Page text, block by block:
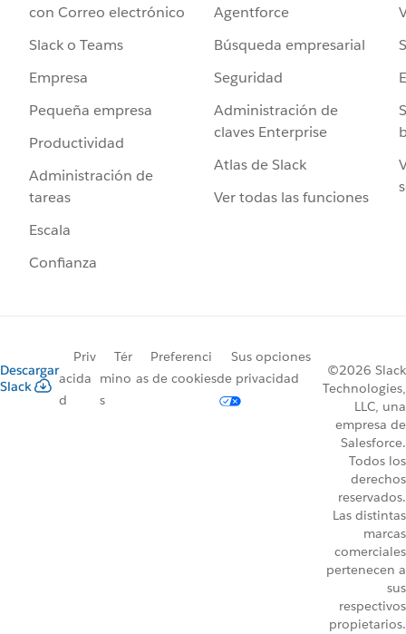
con Correo electrónico
Slack o Teams
Empresa
Pequeña empresa
Productividad
Administración de
tareas
Escala
Confianza
Agentforce
Búsqueda empresarial
Seguridad
Administración de
claves Enterprise
Atlas de Slack
Ver todas las funciones
Descargar
Slack
Priv
acida
d
Tér
mino
s
Preferenci
as de cookies
Sus opciones
de privacidad
©2026 Slack
Technologies,
LLC, una
empresa de
Salesforce.
Todos los
derechos
reservados.
Las distintas
marcas
comerciales
pertenecen a
sus
respectivos
propietarios.